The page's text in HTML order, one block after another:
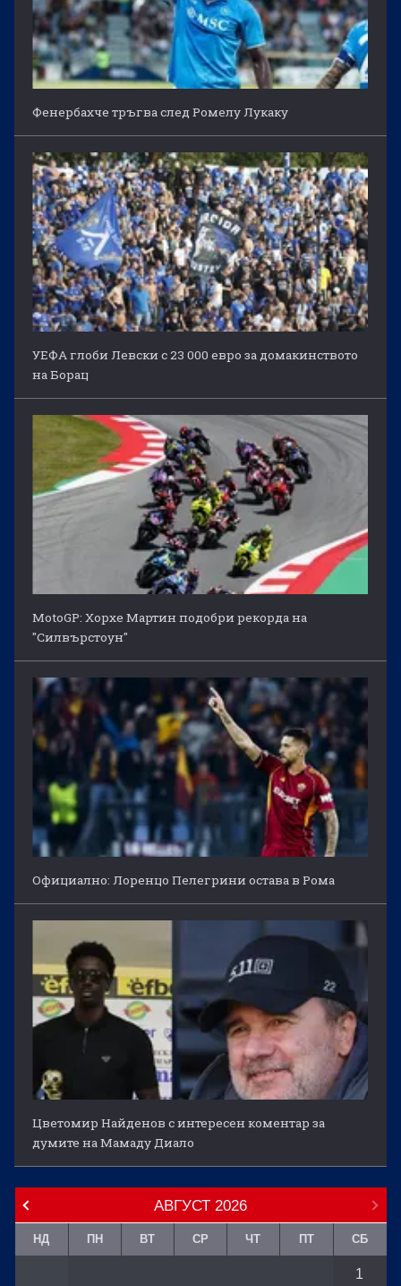
Фенербахче тръгва след Ромелу Лукаку
УЕФА глоби Левски с 23 000 евро за домакинството
на Борац
MotoGP: Хорхе Мартин подобри рекорда на
"Силвърстоун"
Официално: Лоренцо Пелегрини остава в Рома
Цветомир Найденов с интересен коментар за
думите на Мамаду Диало
АВГУСТ 2026
НД ПН ВТ СР ЧТ ПТ СБ
1